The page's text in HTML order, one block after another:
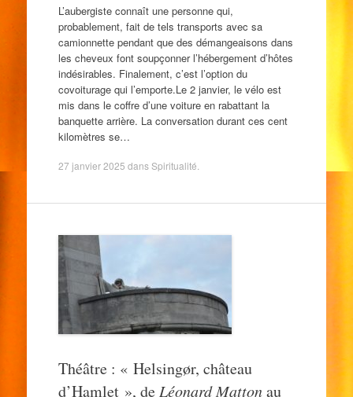
L’aubergiste connaît une personne qui,
probablement, fait de tels transports avec sa
camionnette pendant que des démangeaisons dans
les cheveux font soupçonner l’hébergement d’hôtes
indésirables. Finalement, c’est l’option du
covoiturage qui l’emporte.Le 2 janvier, le vélo est
mis dans le coffre d’une voiture en rabattant la
banquette arrière. La conversation durant ces cent
kilomètres se…
27 janvier 2025 dansSpiritualité
Théâtre : « Helsingør, château
d’Hamlet », de Léonard Mattonau